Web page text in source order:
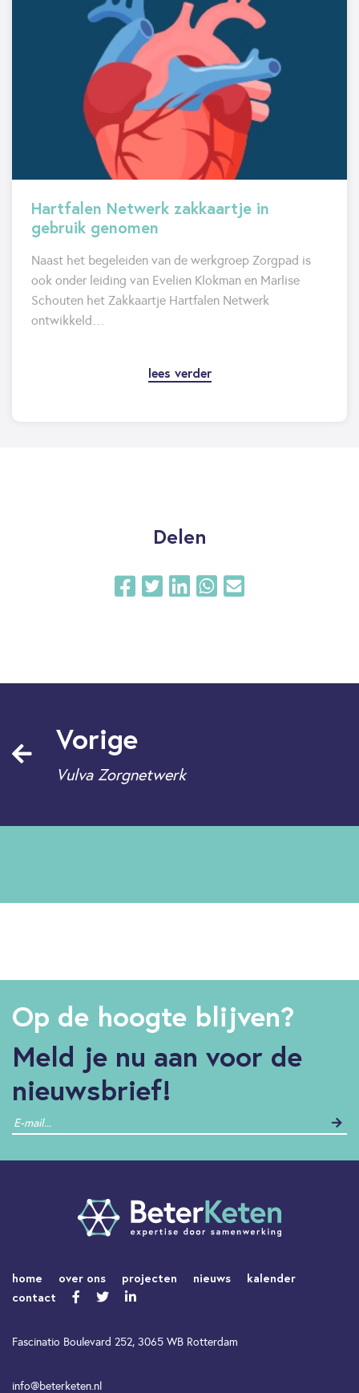
Hartfalen Netwerk zakkaartje in
gebruik genomen
Naast het begeleiden van de werkgroep Zorgpad is
ook onder leiding van Evelien Klokman en Marlise
Schouten het Zakkaartje Hartfalen Netwerk
ontwikkeld…
lees verder
Delen
Vorige
Vulva Zorgnetwerk
Op de hoogte blijven?
Meld je nu aan voor de
nieuwsbrief!
home over ons projecten nieuws
kalender
contact
Fascinatio Boulevard 252, 3065 WB Rotterdam
info@beterketen.nl